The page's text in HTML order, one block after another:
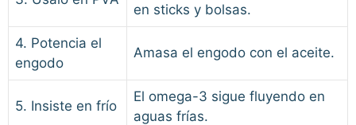
en sticks y bolsas.
4. Potencia el
engodo
Amasa el engodo con el aceite.
5. Insiste en frío
El omega-3 sigue fluyendo en
aguas frías.